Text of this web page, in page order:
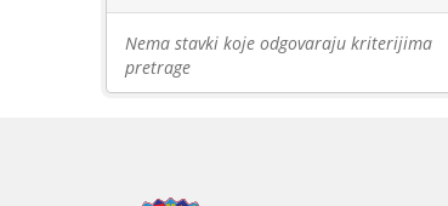
Nema stavki koje odgovaraju kriterijima
pretrage